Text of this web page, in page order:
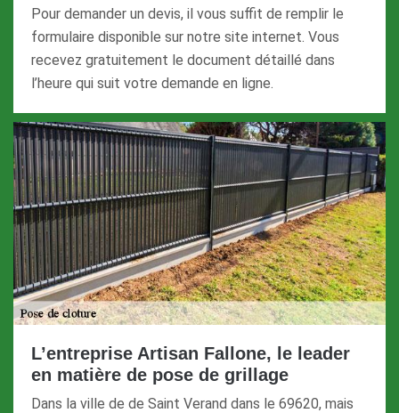
Pour demander un devis, il vous suffit de remplir le
formulaire disponible sur notre site internet. Vous
recevez gratuitement le document détaillé dans
l’heure qui suit votre demande en ligne.
L’entreprise Artisan Fallone, le leader
en matière de pose de grillage
Dans la ville de de Saint Verand dans le 69620, mais